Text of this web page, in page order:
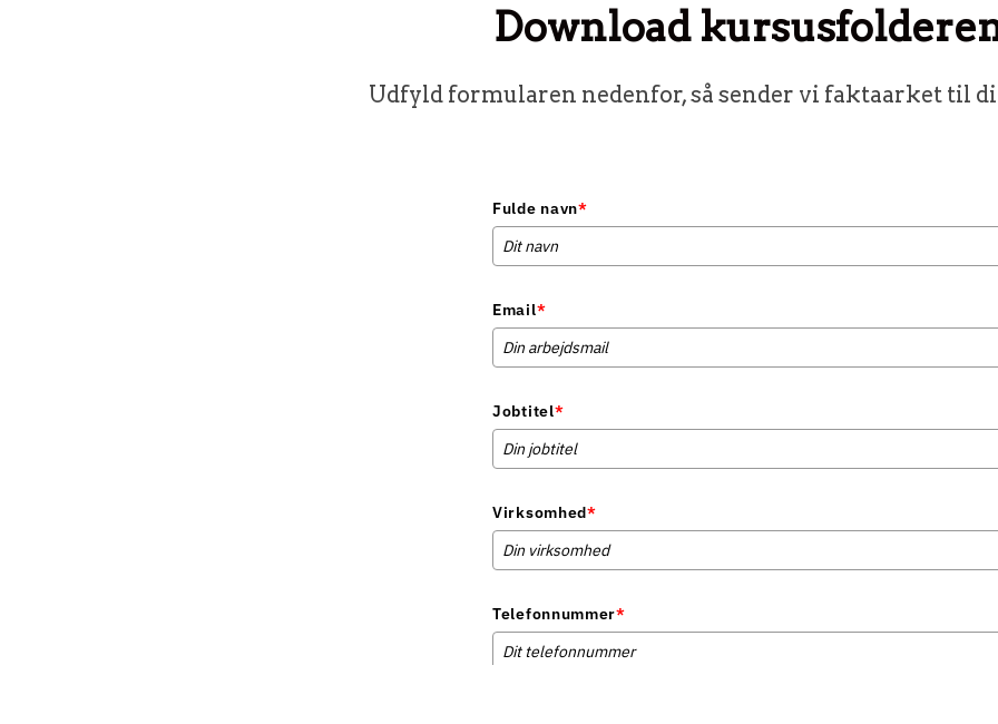
Download
Udfyld formularen nedenfor, så sender vi faktaarket til
Fulde navn*
Email*
Jobtitel*
Virksomhed*
Telefonnummer*